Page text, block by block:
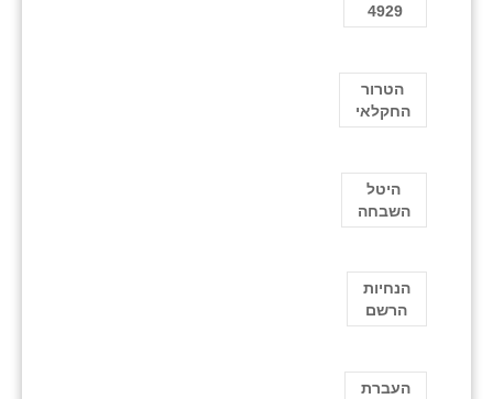
4929
הטרור
החקלאי
היטל
השבחה
הנחיות
הרשם
העברת